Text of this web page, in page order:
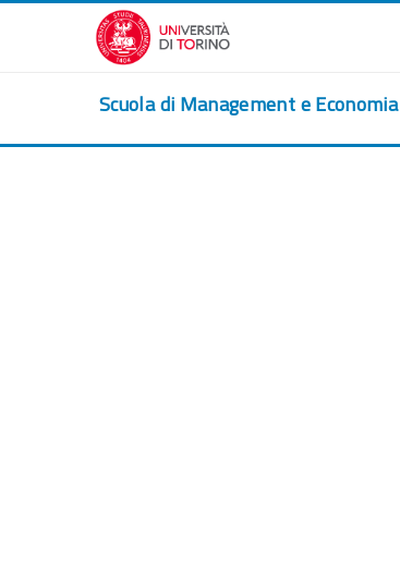
Vai al contenuto principale
Scuola di Management e Economia